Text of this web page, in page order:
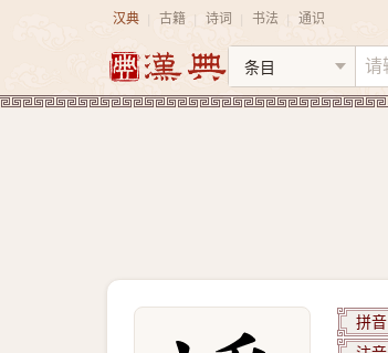
汉典 古籍 诗词 书法 通识
拼音